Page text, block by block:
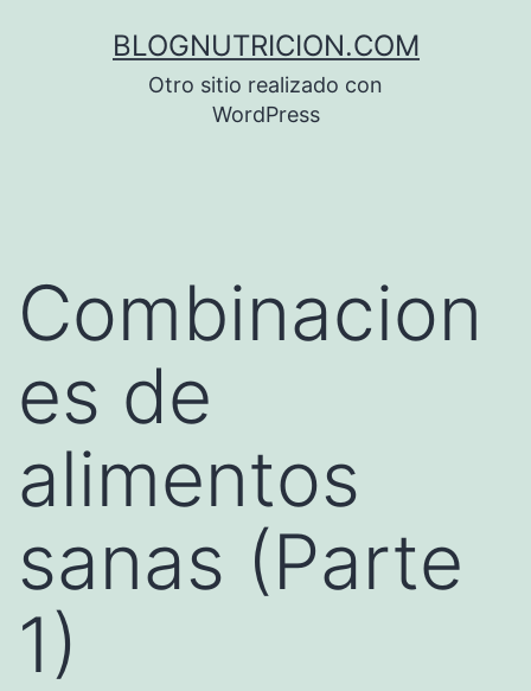
BLOGNUTRICION.COM
Otro sitio realizado con
WordPress
Combinacion
es de
alimentos
sanas (Parte
1)